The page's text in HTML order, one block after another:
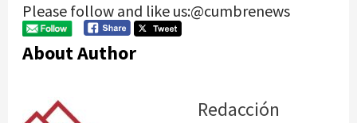
Please follow and like us:@cumbrenews
About Author
Redacción